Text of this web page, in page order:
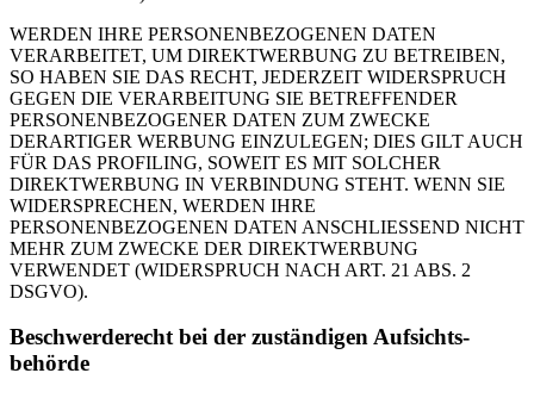
WERDEN IHRE PERSONENBEZOGENEN DATEN
VERARBEITET, UM DIREKTWERBUNG ZU BETREIBEN,
SO HABEN SIE DAS RECHT, JEDERZEIT WIDERSPRUCH
GEGEN DIE VERARBEITUNG SIE BETREFFENDER
PERSONENBEZOGENER DATEN ZUM ZWECKE
DERARTIGER WERBUNG EINZULEGEN; DIES GILT AUCH
FÜR DAS PROFILING, SOWEIT ES MIT SOLCHER
DIREKTWERBUNG IN VERBINDUNG STEHT. WENN SIE
WIDERSPRECHEN, WERDEN IHRE
PERSONENBEZOGENEN DATEN ANSCHLIESSEND NICHT
MEHR ZUM ZWECKE DER DIREKTWERBUNG
VERWENDET (WIDERSPRUCH NACH ART. 21 ABS. 2
DSGVO).
Beschwerde­recht bei der zuständigen Aufsichts­
behörde